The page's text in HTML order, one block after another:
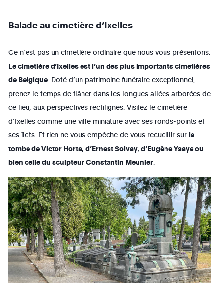
Balade au cimetière d’Ixelles
Ce n’est pas un cimetière ordinaire que nous vous présentons.
Le cimetière d’Ixelles est l’un des plus importants cimetières
de Belgique . Doté d’un patrimoine funéraire exceptionnel,
prenez le temps de flâner dans les longues allées arborées de
ce lieu, aux perspectives rectilignes. Visitez le cimetière
d’Ixelles comme une ville miniature avec ses ronds-points et
ses îlots. Et rien ne vous empêche de vous recueillir sur la
tombe de Victor Horta, d’Ernest Solvay, d’Eugène Ysaye ou
bien celle du sculpteur Constantin Meunier